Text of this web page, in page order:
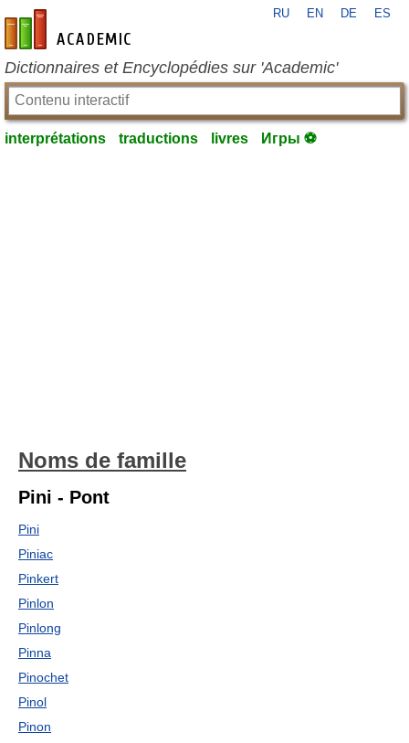
fr-academic.com
RU EN DE ES
Dictionnaires et Encyclopédies sur 'Academic'
interprétations traductions livres Игры ⚽
Noms de famille
Pini - Pont
Pini
Piniac
Pinkert
Pinlon
Pinlong
Pinna
Pinochet
Pinol
Pinon